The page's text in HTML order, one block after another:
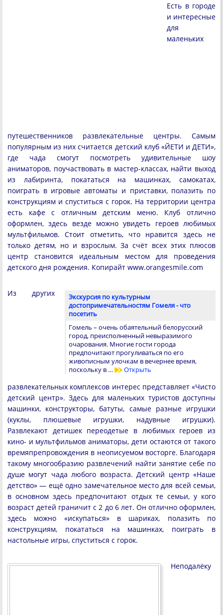
Есть в городе
и интересные
для
маленьких
путешественников развлекательные центры. Самым
популярным из них считается детский клуб «ЙЕТИ и ДЕТИ»,
где чада смогут посмотреть удивительные шоу
аниматоров, поучаствовать в мастер-классах, найти выход
из лабиринта, покататься на машинках, самокатах,
поиграть в игровые автоматы и приставки, полазить по
конструкциям и спуститься с горок. На территории центра
есть кафе с отличным детским меню. Клуб отлично
оформлен, здесь везде можно увидеть героев любимых
мультфильмов. Стоит отметить, что нравится здесь не
только детям, но и взрослым. За счёт всех этих плюсов
центр становится идеальным местом для проведения
детского дня рождения. Копирайт www.orangesmile.com
Экскурсия по культурным
достопримечательностям Гомеля - что
посетить
Гомель – очень обаятельный белорусский
город, преисполненный невыразимого
очарования. Многие гости города
предпочитают прогуливаться по его
живописным улочкам в вечернее время,
поскольку в …
Открыть
Из других
развлекательных комплексов интерес представляет «Чисто
детский центр». Здесь для маленьких туристов доступны
машинки, конструкторы, батуты, самые разные игрушки
(куклы, плюшевые игрушки, надувные игрушки).
Развлекают детишек переодетые в любимых героев из
кино- и мультфильмов аниматоры, дети остаются от такого
времяпрепровождения в неописуемом восторге. Благодаря
такому многообразию развлечений найти занятие себе по
душе могут чада любого возраста. Детский центр «Наше
детство» — ещё одно замечательное место для всей семьи,
в основном здесь предпочитают отдых те семьи, у кого
возраст детей граничит с 2 до 6 лет. Он отлично оформлен,
здесь можно «искупаться» в шариках, полазить по
конструкциям, покататься на машинках, поиграть в
настольные игры, спуститься с горок.
Неподалёку